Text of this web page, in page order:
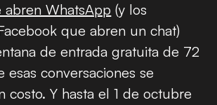
abren WhatsApp (y los
que abren un chat)
de entrada gratuita de 72
esas conversaciones se
costo. Y hasta el 1 de octubre